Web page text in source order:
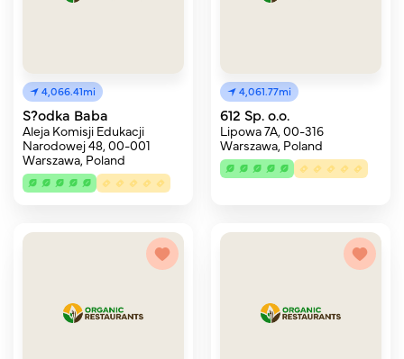
4,066.41mi
S?odka Baba
Aleja Komisji Edukacji
Narodowej 48, 00-001
Warszawa, Poland
4,061.77mi
612 Sp. o.o.
Lipowa 7A, 00-316
Warszawa, Poland